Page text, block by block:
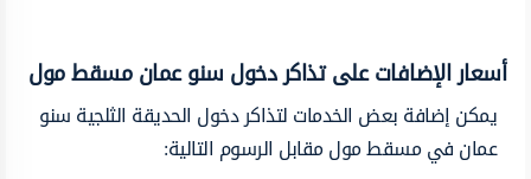
أسعار الإضافات على تذاكر دخول سنو عمان مسقط مول
يمكن إضافة بعض الخدمات لتذاكر دخول الحديقة الثلجية سنو
عمان في مسقط مول مقابل الرسوم التالية: